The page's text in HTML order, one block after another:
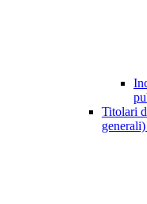
Titolari
generali)